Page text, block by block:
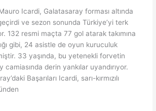
Icardi, Galatasaray forması altında
ve sezon sonunda Türkiye’yi terk
132 resmi maçta 77 gol atarak takımına
gibi, 24 asistle de oyun kuruculuk
33 yaşında, bu yetenekli forvetin
camiasında derin yankılar uyandırıyor.
Başarıları Icardi, sarı-kırmızılı